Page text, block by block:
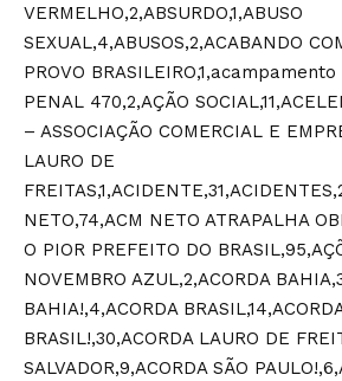
VERMELHO,2,ABSURDO,1,ABUSO
SEXUAL,4,ABUSOS,2,ACABANDO
PROVO
PENAL 470,2,AÇÃO
– ASSOCIAÇÃO COMERCIAL E
LAURO DE
NETO,74,ACM NETO ATRAPALHA
O PIOR PREFEITO DO
NOVEMBRO AZUL,2,ACORDA
BAHIA!,4,ACORDA
BRASIL!,30,ACORDA LAURO DE
SALVADOR,9,ACORDA SÃO